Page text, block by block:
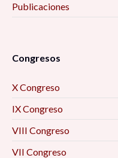
Publicaciones
Congresos
X Congreso
IX Congreso
VIII Congreso
VII Congreso